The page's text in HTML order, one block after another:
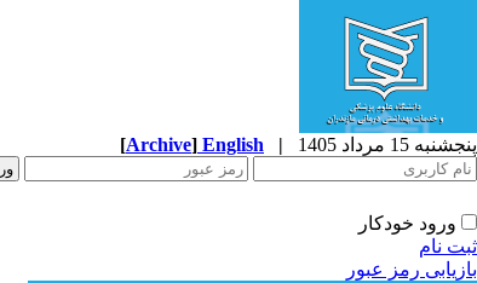
پنجشنبه 15 مرداد 1405 |
English
[Archive]
ورود خودکار
ثبت نام
بازیابی رمز عبور